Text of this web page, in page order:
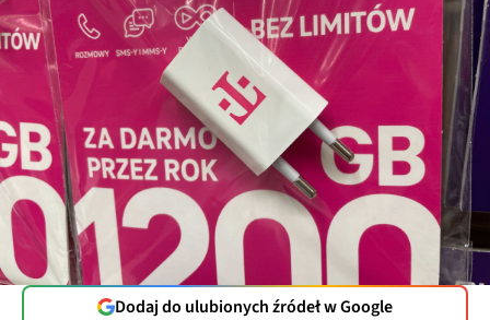
Dodaj do ulubionych źródeł w Google